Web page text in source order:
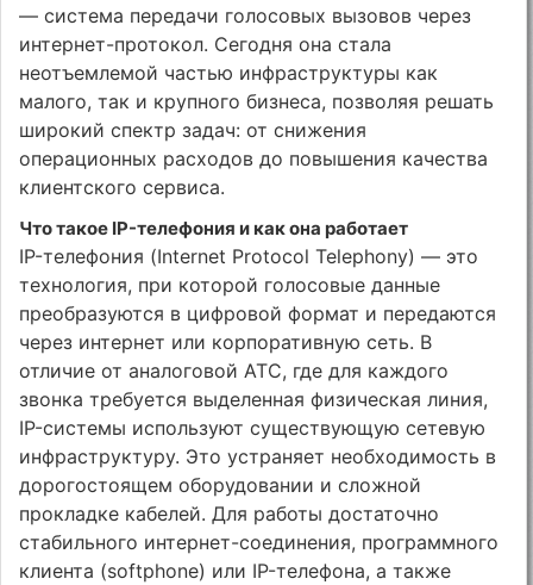
— система передачи голосовых вызовов через
интернет-протокол. Сегодня она стала
неотъемлемой частью инфраструктуры как
малого, так и крупного бизнеса, позволяя решать
широкий спектр задач: от снижения
операционных расходов до повышения качества
клиентского сервиса.
Что такое IP-телефония и как она работает
IP-телефония (Internet Protocol Telephony) — это
технология, при которой голосовые данные
преобразуются в цифровой формат и передаются
через интернет или корпоративную сеть. В
отличие от аналоговой АТС, где для каждого
звонка требуется выделенная физическая линия,
IP-системы используют существующую сетевую
инфраструктуру. Это устраняет необходимость в
дорогостоящем оборудовании и сложной
прокладке кабелей. Для работы достаточно
стабильного интернет-соединения, программного
клиента (softphone) или IP-телефона, а также